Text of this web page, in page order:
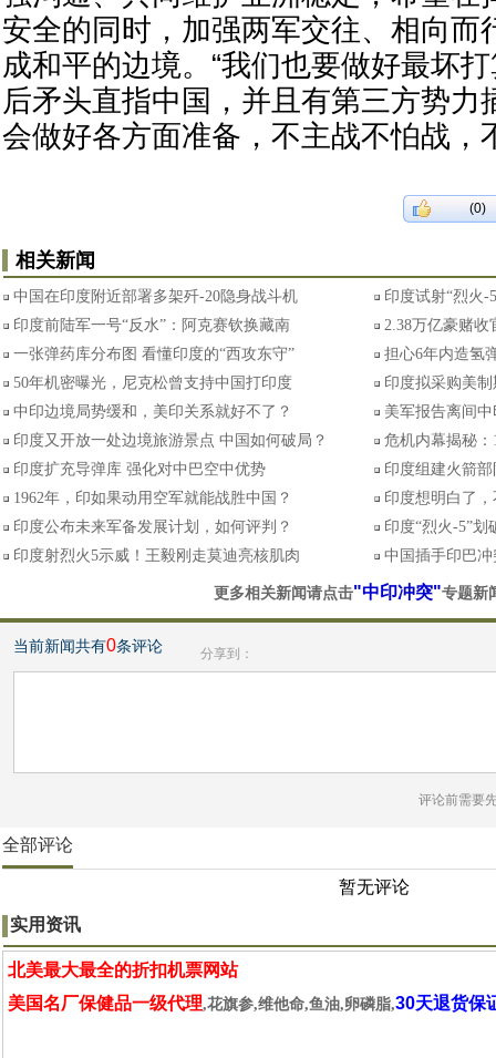
安全的同时，加强两军交往、相向而
成和平的边境。“我们也要做好最坏
后矛头直指中国，并且有第三方势力
会做好各方面准备，不主战不怕战，
(0)
相关新闻
中国在印度附近部署多架歼-20隐身战斗机
印度试射“烈火-
印度前陆军一号“反水”：阿克赛钦换藏南
2.38万亿豪赌收
一张弹药库分布图 看懂印度的“西攻东守”
担心6年内造氢
50年机密曝光，尼克松曾支持中国打印度
印度拟采购美
中印边境局势缓和，美印关系就好不了？
美军报告离间
印度又开放一处边境旅游景点 中国如何破局？
危机内幕揭秘
印度扩充导弹库 强化对中巴空中优势
印度组建火箭
1962年，印如果动用空军就能战胜中国？
印度想明白了
印度公布未来军备发展计划，如何评判？
印度“烈火-5”
印度射烈火5示威！王毅刚走莫迪亮核肌肉
中国插手印巴
更多相关新闻请点击"中印冲突"专题新
当前新闻共有0条评论 分享到：
评论前需要
全部评论
暂无评论
实用资讯
北美最大最全的折扣机票网站
美国名厂保健品一级代理,花旗参,维他命,鱼油,卵磷脂,30天退货保